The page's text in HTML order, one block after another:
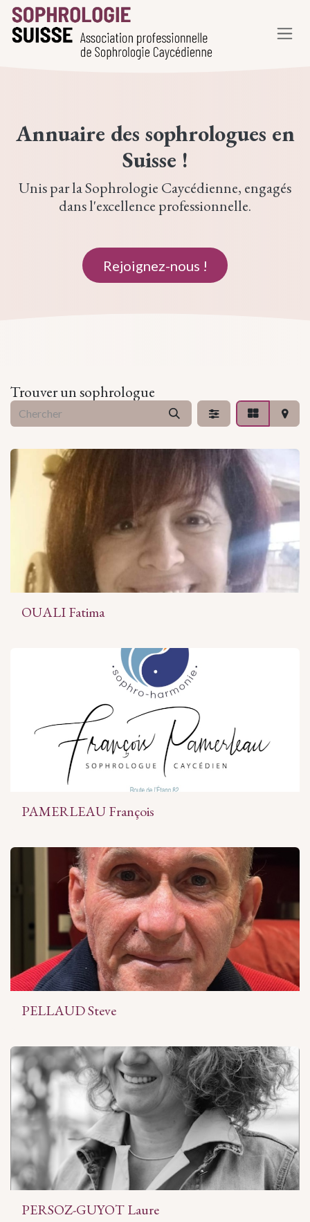
Se rendre au contenu
Annuaire des sophrologues en
Suisse !
Unis par la Sophrologie Caycédienne, engagés
dans l'excellence professionnelle.
Rejoig​​nez-nous !
Trouver un sophrologue
OUALI Fatima
PAMERLEAU François
PELLAUD Steve
PERSOZ-GUYOT Laure